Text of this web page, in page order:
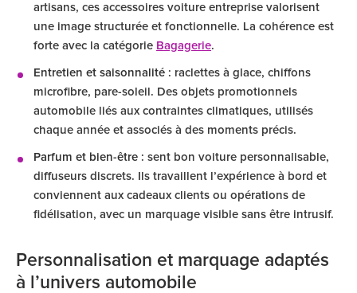
artisans, ces accessoires voiture entreprise valorisent
une image structurée et fonctionnelle. La cohérence est
forte avec la catégorie Bagagerie.
Entretien et saisonnalité : raclettes à glace, chiffons
microfibre, pare-soleil. Des objets promotionnels
automobile liés aux contraintes climatiques, utilisés
chaque année et associés à des moments précis.
Parfum et bien-être : sent bon voiture personnalisable,
diffuseurs discrets. Ils travaillent l’expérience à bord et
conviennent aux cadeaux clients ou opérations de
fidélisation, avec un marquage visible sans être intrusif.
Personnalisation et marquage adaptés
à l’univers automobile